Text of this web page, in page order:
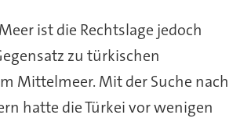
ist die Rechtslage jedoch
zu türkischen
Mittelmeer. Mit der Suche nach
hatte die Türkei vor wenigen